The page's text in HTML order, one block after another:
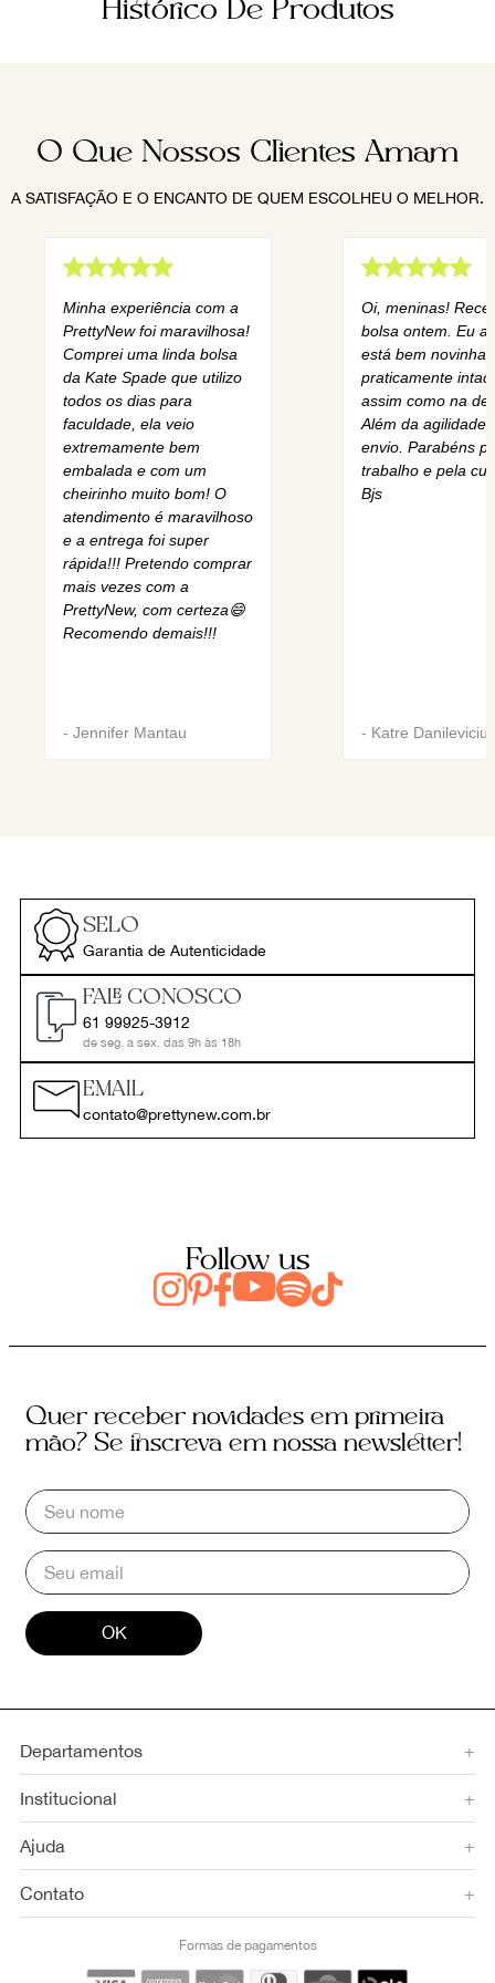
Histórico De Produtos
O Que Nossos Clientes Amam
A SATISFAÇÃO E O ENCANTO DE QUEM ESCOLHEU O MELHOR.
Minha experiência com a
PrettyNew foi maravilhosa!
Comprei uma linda bolsa
da Kate Spade que utilizo
todos os dias para
faculdade, ela veio
extremamente bem
embalada e com um
cheirinho muito bom! O
atendimento é maravilhoso
e a entrega foi super
rápida!!! Pretendo comprar
mais vezes com a
PrettyNew, com certeza😄
Recomendo demais!!!
- Jennifer Mantau
Oi, meninas!
bolsa ontem. Eu
está bem novinha,
praticamente
assim como na
Além da agilidade
envio. Parabéns
trabalho e pela
Bjs
- Katre Danilevicius
SELO
Garantia de Autenticidade
FALE CONOSCO
61 99925-3912
de seg. a sex. das 9h às 18h
EMAIL
contato@prettynew.com.br
Follow us
Quer receber novidades em primeira
mão? Se inscreva em nossa newsletter!
OK
Departamentos +
Institucional +
Ajuda +
Contato +
Formas de pagamentos